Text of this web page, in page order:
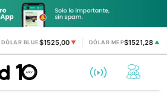
DÓLAR BLUE$1525,00 ▼ DÓLAR MEP$1521,28▲